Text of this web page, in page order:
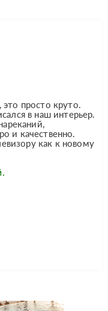
просто круто.
в наш интерьер.
и качественно.
как к новому